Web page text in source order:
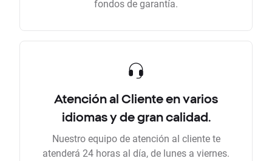
fondos de garantía.
Atención al Cliente en varios
idiomas y de gran calidad.
Nuestro equipo de atención al cliente te
atenderá 24 horas al día, de lunes a viernes.